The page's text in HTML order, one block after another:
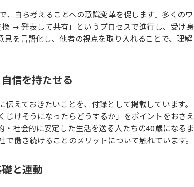
自ら考えることへの意識変革を促します。多くのワ
→ 発表して共有」というプロセスで進行し、受け身
を言語化し、他者の視点を取り入れることで、理解
信を持たせる
えておきたいことを、付録として掲載しています。
けそうになったらどうするか」をポイントをおさえ
社会的に安定した生活を送る人たちの40歳になるま
働き続けることのメリットについて触れています。
と連動